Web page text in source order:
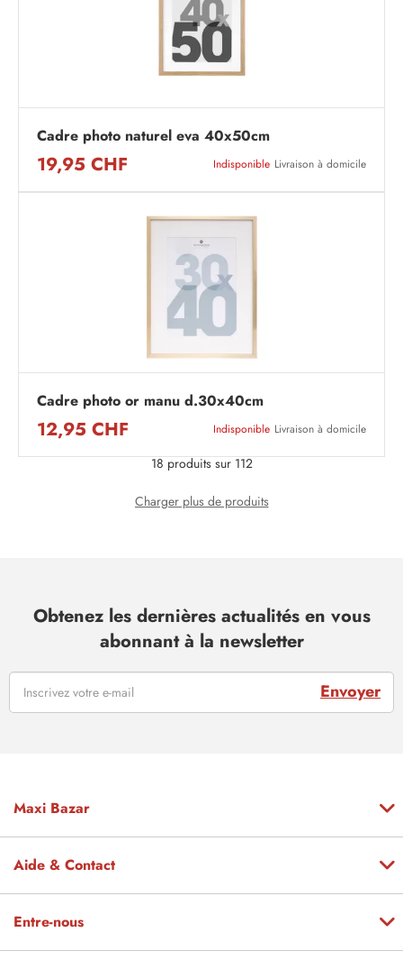
Cadre photo naturel eva 40x50cm
19,95 CHF Indisponible Livraison à domicile
Cadre photo or manu d.30x40cm
12,95 CHF Indisponible Livraison à domicile
18 produits sur 112
Charger plus de produits
Obtenez les dernières actualités en vous
abonnant à la newsletter
Envoyer
Maxi Bazar
Aide & Contact
Entre-nous